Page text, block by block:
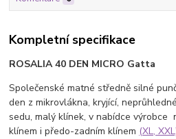
Kompletní specifikace
ROSALIA 40 DEN MICRO Gatta
Společenské matné středně silné
den z mikrovlákna, kryjící,
sedu, malý klínek, v nabídce výrobce
klínem i předo-zadním klínem (XL,